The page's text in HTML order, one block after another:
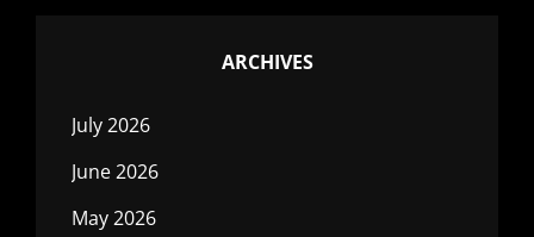
ARCHIVES
July 2026
June 2026
May 2026